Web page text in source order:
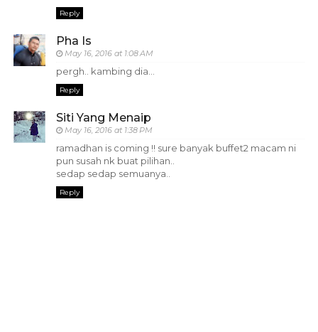
Reply
Pha Is
May 16, 2016 at 1:08 AM
pergh.. kambing dia...
Reply
Siti Yang Menaip
May 16, 2016 at 1:38 PM
ramadhan is coming !! sure banyak buffet2 macam ni
pun susah nk buat pilihan..
sedap sedap semuanya..
Reply